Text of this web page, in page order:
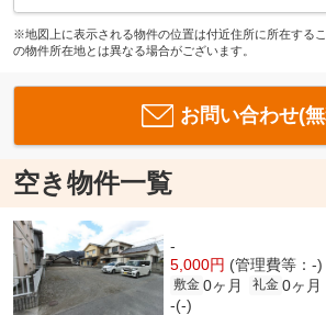
※地図上に表示される物件の位置は付近住所に所在する
の物件所在地とは異なる場合がございます。
お問い合わせ(
空き物件一覧
-
5,000円 (管理費等：-)
敷金 0ヶ月 礼金 0ヶ月
-(-)